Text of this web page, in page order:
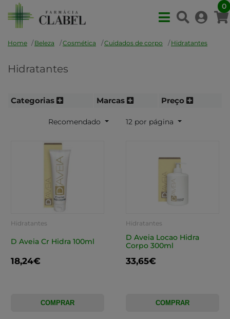
0
Home Beleza Cosmética Cuidados de corpo Hidratantes
Hidratantes
Categorias Marcas Preço
Recomendado 12 por página
Hidratantes
D Aveia Cr Hidra 100ml
18,24€
COMPRAR
Hidratantes
D Aveia Locao Hidra
Corpo 300ml
33,65€
COMPRAR